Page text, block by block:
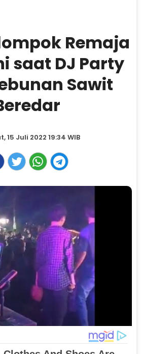
Remaja
saat DJ Party
Sawit
15 Juli 2022 19:34 WIB